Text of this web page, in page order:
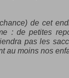
de cet
: de petites
pas les
au moins nos